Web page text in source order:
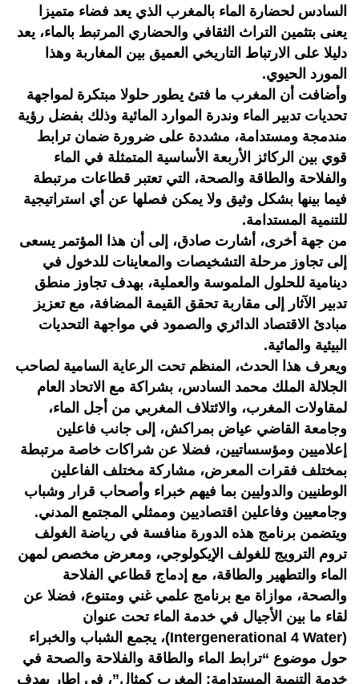
السادس لحضارة الماء بالمغرب الذي يعد فضاء متميزا
يعنى بتثمين التراث الثقافي والحضاري المرتبط بالماء، يعد
دليلا على الارتباط التاريخي العميق بين المغاربة وهذا
المورد الحيوي.
وأضافت أن المغرب ما فتئ يطور حلولا مبتكرة لمواجهة
تحديات تدبير الماء وندرة الموارد المائية وذلك بفضل رؤية
مندمجة ومستدامة، مشددة على ضرورة ضمان ترابط
قوي بين الركائز الأربعة الأساسية المتمثلة في الماء
والفلاحة والطاقة والصحة، التي تعتبر قطاعات مرتبطة
فيما بينها بشكل وثيق ولا يمكن فصلها عن أي استراتيجية
للتنمية المستدامة.
من جهة أخرى، أشارت صادق، إلى أن هذا المؤتمر يسعى
إلى تجاوز مرحلة التشخيصات والمعاينات للدخول في
دينامية للحلول الملموسة والعملية، بهدف تجاوز منطق
تدبير الآثار إلى مقاربة تحقق القيمة المضافة، مع تعزيز
مبادئ الاقتصاد الدائري والصمود في مواجهة التحديات
البيئية والمائية.
ويعرف هذا الحدث، المنظم تحت الرعاية السامية لصاحب
الجلالة الملك محمد السادس، بشراكة مع الاتحاد العام
لمقاولات المغرب، والائتلاف المغربي من أجل الماء،
وجامعة القاضي عياض بمراكش، إلى جانب فاعلين
إعلاميين ومؤسساتيين، فضلا عن شراكات خاصة مرتبطة
بمختلف فقرات المعرض، مشاركة مختلف الفاعلين
الوطنيين والدوليين بما فيهم خبراء وأصحاب قرار وشباب
وجامعيين وفاعلين اقتصاديين وممثلي المجتمع المدني.
ويتضمن برنامج هذه الدورة منافسة في رياضة الغولف
تروم الترويج للغولف الإيكولوجي، ومعرض مخصص لمهن
الماء والتطهير والطاقة، مع إدماج قطاعي الفلاحة
والصحة، موازاة مع برنامج علمي غني ومتنوع، فضلا عن
لقاء ما بين الأجيال في خدمة الماء تحت عنوان
(Intergenerational 4 Water)، يجمع الشباب والخبراء
حول موضوع “ترابط الماء والطاقة والفلاحة والصحة في
خدمة التنمية المستدامة: المغرب كمثال”، في إطار يهدف